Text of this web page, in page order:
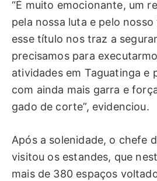
“É muito emocionante, um
pela nossa luta e pelo
esse título nos traz a
precisamos para
atividades em Taguatinga e
com ainda mais garra e
gado de corte”, evidenciou.
Após a solenidade, o chefe
visitou os estandes, que
mais de 380 espaços